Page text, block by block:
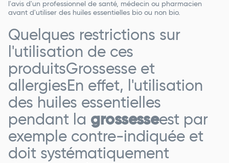
l'avis d'un professionnel de santé, médecin ou pharmacien
avant d'utiliser des huiles essentielles bio ou non bio.
Quelques restrictions sur
l'utilisation de ces
produitsGrossesse et
allergiesEn effet, l'utilisation
des huiles essentielles
pendant la grossesseest par
exemple contre-indiquée et
doit systématiquement